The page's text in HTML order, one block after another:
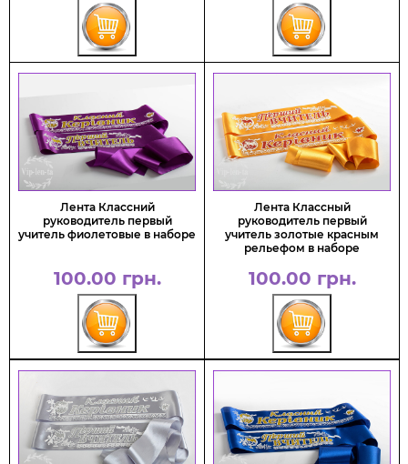
Лента Классний
руководитель первый
учитель фиолетовые в наборе
100.00 грн.
Лента Классный
руководитель первый
учитель золотые красным
рельефом в наборе
100.00 грн.